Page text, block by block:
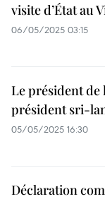
visite d’État au
06/05/2025 03:15
Le président de
président sri-
05/05/2025 16:30
Déclaration